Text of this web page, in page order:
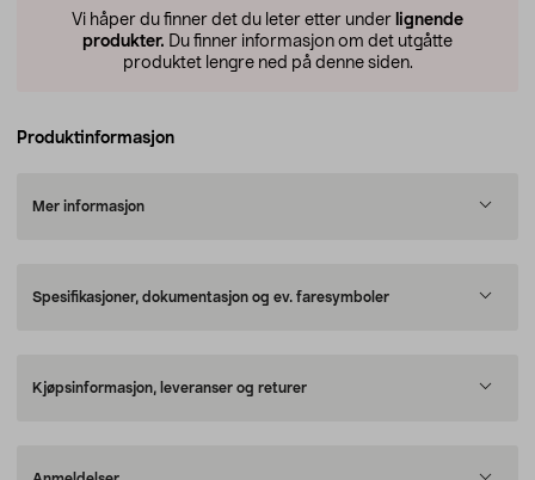
Vi håper du finner det du leter etter under lignende
produkter. Du finner informasjon om det utgåtte
produktet lengre ned på denne siden.
Produktinformasjon
Mer informasjon
Spesifikasjoner, dokumentasjon og ev. faresymboler
Kjøpsinformasjon, leveranser og returer